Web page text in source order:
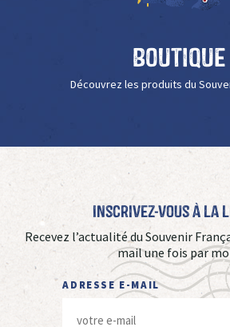
Boutique
Découvrez les produits du
Inscrivez-vous à La
Recevez l’actualité du Souvenir
mail une fois par
ADRESSE E-MAIL